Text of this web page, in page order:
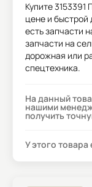
Купите
цене и быстрой
есть запчасти
запчасти на
дорожная или
спецтехника.
На данный
нашими
получить
У этого товара